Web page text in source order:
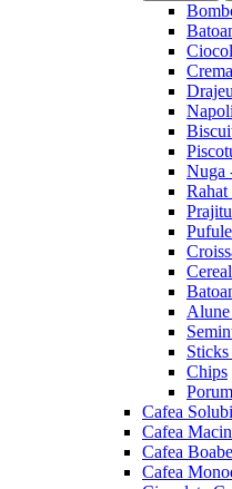
Nuga
Alune
Chips
Cafea
Cafea
Cafea Boabe
Cafea